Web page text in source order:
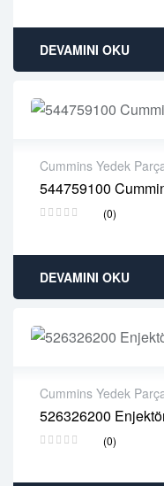
DEVAMINI OKU
Cummins Yedek
544759100
(0)
2 years warranty
Delivery time: 1-2
DEVAMINI OKU
Cummins Yedek
526326200
(0)
2 years warranty
Delivery time: 1-2